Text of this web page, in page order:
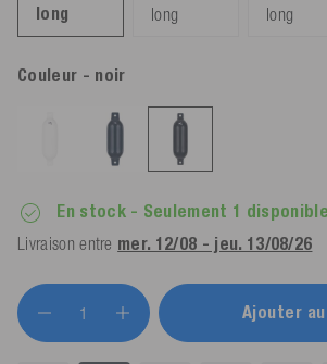
long
long
long
Couleur - noir
En stock - Seulement 1
Livraison entre mer. 12/08 - jeu. 13/08/26
Ajouter